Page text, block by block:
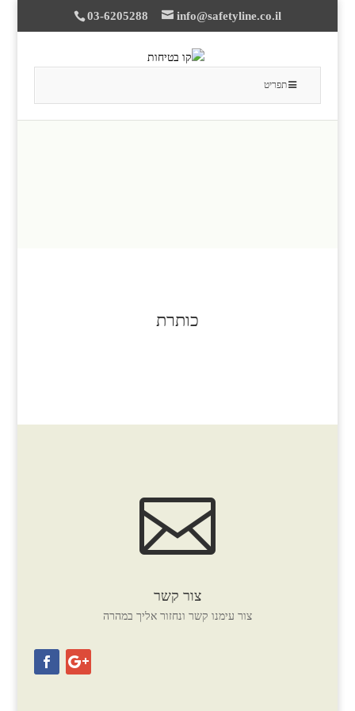
03-6205288 info@safetyline.co.il
תפריט
כותרת

צור קשר
צור עימנו קשר ונחזור אליך במהרה